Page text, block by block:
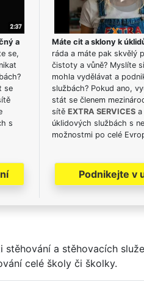
a
se,
se
s
Máte cit a sklony k
ráda a máte pak skvělý
čistoty a vůně? Myslíte
mohla vydělávat a
službách? Pokud ano,
stát se členem
sítě EXTRA SERVICESa
úklidových službách s
možnostmi po celé
Podnikejte v
stěhování a stěhovacích
celé školy či školky.